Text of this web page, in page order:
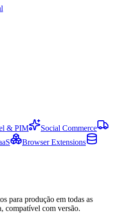
& PIM
Social Commerce
Browser Extensions
para produção em todas as
compatível com versão.